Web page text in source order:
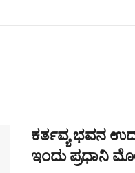
ಕರ್ತವ್ಯ ಭವನ
ಇಂದು ಪ್ರಧಾನಿ